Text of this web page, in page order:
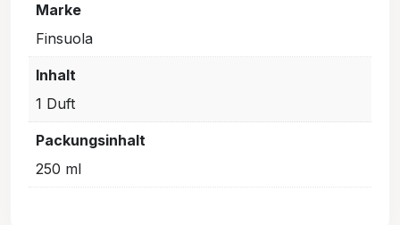
Marke
Finsuola
Inhalt
1 Duft
Packungsinhalt
250 ml